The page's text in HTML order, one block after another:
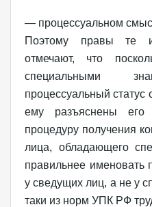
— процессуальном
Поэтому правы те
отмечают, что
специальными
процессуальный статус
ему разъяснены его
процедуру получения
лица, обладающего
правильнее именовать
у сведущих лиц, а не у
таки из норм УПК РФ